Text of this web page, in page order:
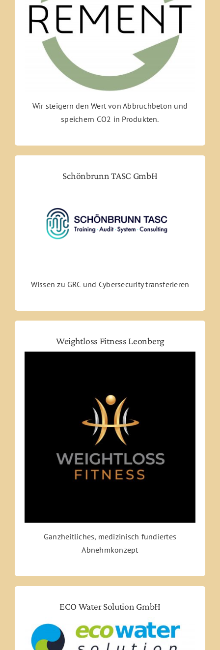
Wir steigern den Wert von Abbruchbeton und
speichern CO2 in Produkten.
Schönbrunn TASC GmbH
Wissen zu GRC und Cybersecurity transferieren
Weightloss Fitness Leonberg
Ganzheitliches, medizinisch fundiertes
Abnehmkonzept
ECO Water Solution GmbH